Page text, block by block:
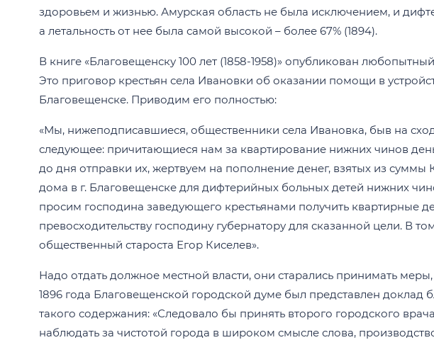
здоровьем и жизнью. Амурская область не была исключением, и
а летальность от нее была самой высокой – более 67% (1894).
В книге «Благовещенску 100 лет (1858-1958)» опубликован
Это приговор крестьян села Ивановки об оказании помощи в
Благовещенске. Приводим его полностью:
«Мы, нижеподписавшиеся, общественники села Ивановка, быв на
следующее: причитающиеся нам за квартирование нижних чинов
до дня отправки их, жертвуем на пополнение денег, взятых из суммы
дома в г. Благовещенске для дифтерийных больных детей нижних
просим господина заведующего крестьянами получить квартирные
превосходительству господину губернатору для сказанной цели. В
общественный староста Егор Киселев».
Надо отдать должное местной власти, они старались принимать
1896 года Благовещенской городской думе был представлен доклад
такого содержания: «Следовало бы принять второго городского
наблюдать за чистотой города в широком смысле слова,